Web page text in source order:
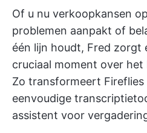
Of u nu verkoopkansen
problemen aanpakt of
één lijn houdt, Fred zorgt
cruciaal moment over
Zo transformeert Fireflies
eenvoudige
assistent voor